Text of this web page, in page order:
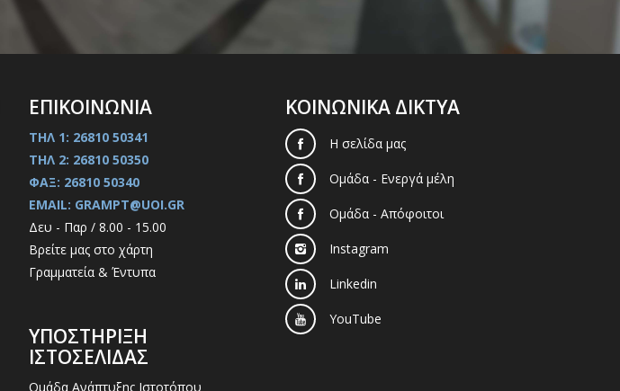
ΕΠΙΚΟΙΝΩΝΙΑ
ΤΗΛ 1: 26810 50341
ΤΗΛ 2: 26810 50350
ΦΑΞ: 26810 50340
EMAIL: GRAMPT@UOI.GR
Δευ - Παρ / 8.00 - 15.00
Βρείτε μας στο χάρτη
Γραμματεία & Έντυπα
ΥΠΟΣΤΗΡΙΞΗ
ΙΣΤΟΣΕΛΙΔΑΣ
Ομάδα Ανάπτυξης Ιστοτόπου
ΚΟΙΝΩΝΙΚΑ ΔΙΚΤΥΑ
Η σελίδα μας
Ομάδα - Ενεργά μέλη
Ομάδα - Απόφοιτοι
Instagram
Linkedin
YouTube